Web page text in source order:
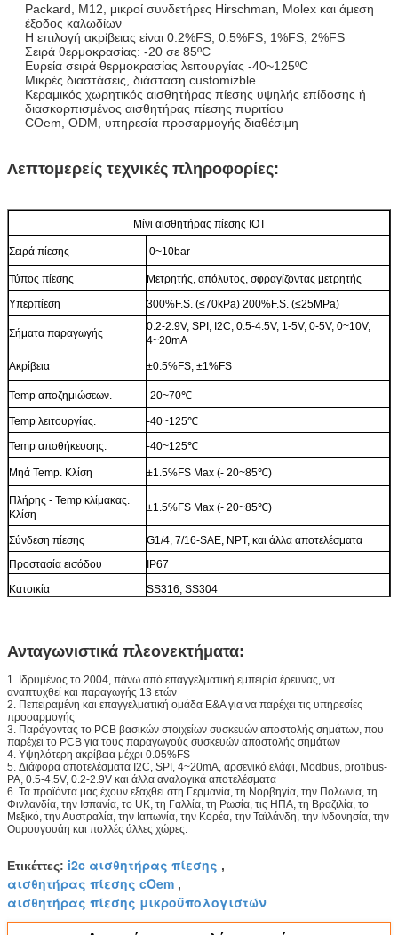
Packard, M12, μικροί συνδετήρες Hirschman, Molex και άμεση
έξοδος καλωδίων
Η επιλογή ακρίβειας είναι 0.2%FS, 0.5%FS, 1%FS, 2%FS
Σειρά θερμοκρασίας: -20 σε 85ºC
Ευρεία σειρά θερμοκρασίας λειτουργίας -40~125ºC
Μικρές διαστάσεις, διάσταση customizble
Κεραμικός χωρητικός αισθητήρας πίεσης υψηλής επίδοσης ή
διασκορπισμένος αισθητήρας πίεσης πυριτίου
COem, ODM, υπηρεσία προσαρμογής διαθέσιμη
Λεπτομερείς τεχνικές πληροφορίες:
Μίνι αισθητήρας πίεσης IOT
Σειρά πίεσης 0~10bar
Τύπος πίεσης
Μετρητής, απόλυτος, σφραγίζοντας μετρητής
Υπερπίεση
300%F.S. (≤70kPa) 200%F.S. (≤25MPa)
Σήματα παραγωγής
0.2-2.9V, SPI, I2C, 0.5-4.5V, 1-5V, 0-5V, 0~10V,
4~20mA
Ακρίβεια ±0.5%FS, ±1%FS
Temp αποζημιώσεων. -20~70℃
Temp λειτουργίας.
-40~125℃
Temp αποθήκευσης.
-40~125℃
Μηά Temp. Κλίση ±1.5%FS Max (- 20~85℃)
Πλήρης - Temp κλίμακας.
Κλίση
±1.5%FS Max (- 20~85℃)
Σύνδεση πίεσης
G1/4, 7/16-SAE, NPT, και άλλα αποτελέσματα
Προστασία εισόδου
IP67
Κατοικία
SS316, SS304
Ανταγωνιστικά πλεονεκτήματα:
1. Ιδρυμένος το 2004, πάνω από επαγγελματική εμπειρία έρευνας, να
αναπτυχθεί και παραγωγής 13 ετών
2. Πεπειραμένη και επαγγελματική ομάδα Ε&Α για να παρέχει τις υπηρεσίες
προσαρμογής
3. Παράγοντας το PCB βασικών στοιχείων συσκευών αποστολής σημάτων, που
παρέχει το PCB για τους παραγωγούς συσκευών αποστολής σημάτων
4. Υψηλότερη ακρίβεια μέχρι 0.05%FS
5. Διάφορα αποτελέσματα I2C, SPI, 4~20mA, αρσενικό ελάφι, Modbus, profibus-
PA, 0.5-4.5V, 0.2-2.9V και άλλα αναλογικά αποτελέσματα
6. Τα προϊόντα μας έχουν εξαχθεί στη Γερμανία, τη Νορβηγία, την Πολωνία, τη
Φινλανδία, την Ισπανία, το UK, τη Γαλλία, τη Ρωσία, τις ΗΠΑ, τη Βραζιλία, το
Μεξικό, την Αυστραλία, την Ιαπωνία, την Κορέα, την Ταϊλάνδη, την Ινδονησία, την
Ουρουγουάη και πολλές άλλες χώρες.
Ετικέττες: i2c αισθητήρας πίεσης ,
αισθητήρας πίεσης cOem ,
αισθητήρας πίεσης μικροϋπολογιστών